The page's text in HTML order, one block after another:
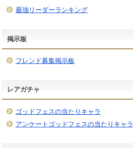
最強リーダーランキング
掲示板
フレンド募集掲示板
レアガチャ
ゴッドフェスの当たりキャラ
アンケートゴッドフェスの当たりキャラ